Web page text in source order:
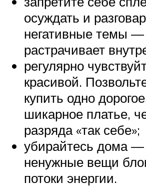
осуждать и
негативные темы —
растрачивает
регулярно
красивой.
купить одно
шикарное платье,
разряда «так себе»;
убирайтесь дома —
ненужные вещи
потоки энергии.